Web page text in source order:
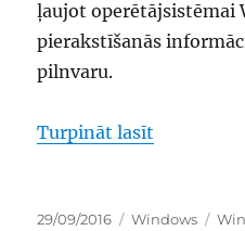
ļaujot operētājsistēmai
pierakstīšanās
pilnvaru.
Turpināt lasīt
Publicēts
29/09/2016 Kategorijas
Windows